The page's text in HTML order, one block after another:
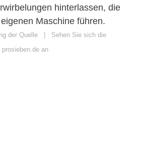
hinterlassen, die
Maschine führen.
der Quelle | Sehen Sie sich die
an